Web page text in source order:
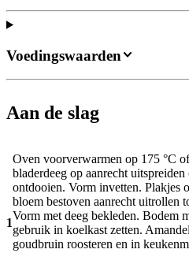
Aan de slag
1
Oven voorverwarmen op 175 °C
bladerdeeg op aanrecht
ontdooien. Vorm invetten. Plakjes
bloem bestoven aanrecht uitrollen
Vorm met deeg bekleden. Bodem
gebruik in koelkast zetten.
goudbruin roosteren en in
Voedingswaarden